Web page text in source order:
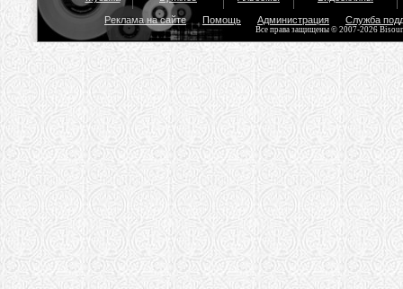
Реклама на сайте Помощь Администрация Служба
Все права защищены © 2007-2026